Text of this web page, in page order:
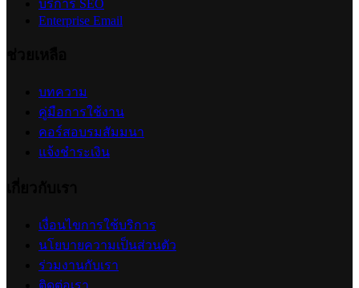
การตั้งค่าจำกัดจำนวนสั่งซื้อสินค้าต่อออเดอร์
2026-07-09 18:06:16